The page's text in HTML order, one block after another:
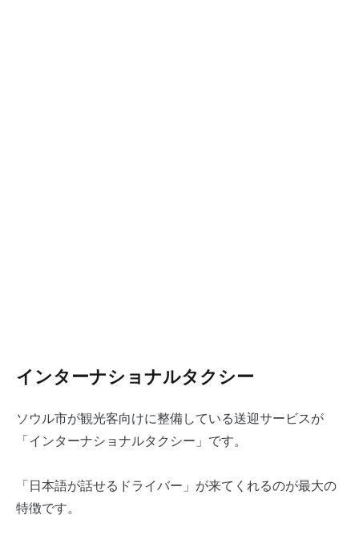
インターナショナルタクシー
ソウル市が観光客向けに整備している送迎サービスが
「インターナショナルタクシー」です。
「日本語が話せるドライバー」が来てくれるのが最大の
特徴です。